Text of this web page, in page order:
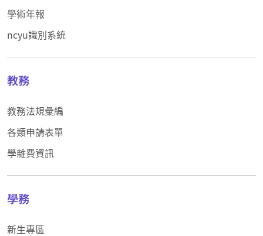
學術年報
ncyu識別系統
教務
教務法規彙編
各類申請表單
學雜費資訊
學務
新生專區